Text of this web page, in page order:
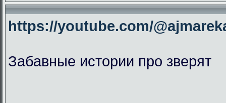
https://youtube.com/
Забавные истории про зверят